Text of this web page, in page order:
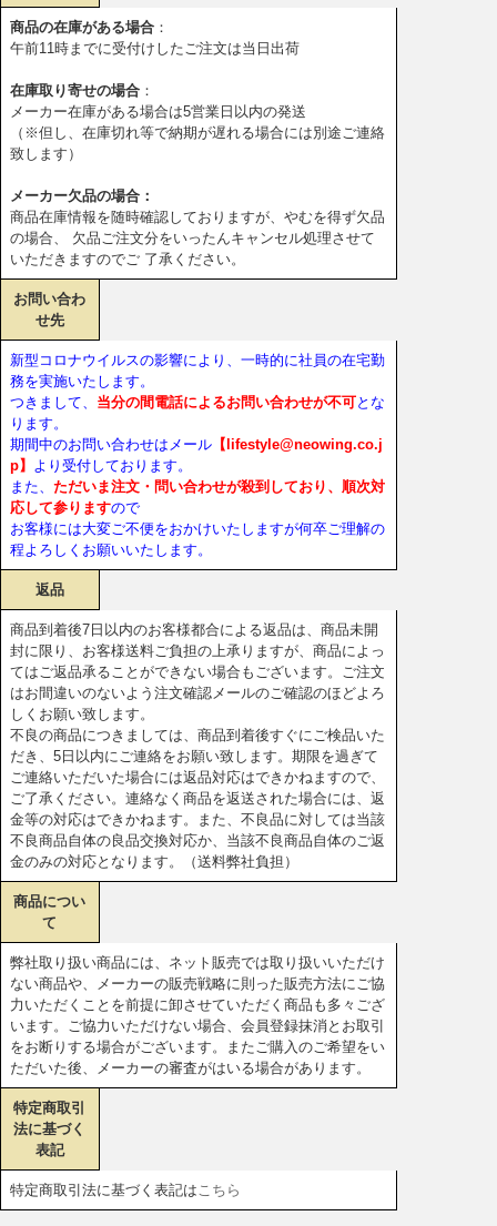
商品の在庫がある場合 ：
午前11時までに受付けしたご注文は当日出荷
在庫取り寄せの場合 ：
メーカー在庫がある場合は5営業日以内の発送
（※但し、在庫切れ等で納期が遅れる場合には別途ご連絡
致します）
メーカー欠品の場合：
商品在庫情報を随時確認しておりますが、やむを得ず欠品
の場合、 欠品ご注文分をいったんキャンセル処理させて
いただきますのでご 了承ください。
お問い合わ
せ先
新型コロナウイルスの影響により、一時的に社員の在宅勤
務を実施いたします。
つきまして、 当分の間電話によるお問い合わせが不可とな
ります。
期間中のお問い合わせはメール 【lifestyle@neowing.co.j
p】 より受付しております。
また、 ただいま注文・問い合わせが殺到しており、順次対
応して参りますので
お客様には大変ご不便をおかけいたしますが何卒ご理解の
程よろしくお願いいたします。
返品
商品到着後7日以内のお客様都合による返品は、商品未開
封に限り、お客様送料ご負担の上承りますが、商品によっ
てはご返品承ることができない場合もございます。ご注文
はお間違いのないよう注文確認メールのご確認のほどよろ
しくお願い致します。
不良の商品につきましては、商品到着後すぐにご検品いた
だき、5日以内にご連絡をお願い致します。期限を過ぎて
ご連絡いただいた場合には返品対応はできかねますので、
ご了承ください。連絡なく商品を返送された場合には、返
金等の対応はできかねます。また、不良品に対しては当該
不良商品自体の良品交換対応か、当該不良商品自体のご返
金のみの対応となります。（送料弊社負担）
商品につい
て
弊社取り扱い商品には、ネット販売では取り扱いいただけ
ない商品や、メーカーの販売戦略に則った販売方法にご協
力いただくことを前提に卸させていただく商品も多々ござ
います。ご協力いただけない場合、会員登録抹消とお取引
をお断りする場合がございます。またご購入のご希望をい
ただいた後、メーカーの審査がはいる場合があります。
特定商取引
法に基づく
表記
特定商取引法に基づく表記はこちら